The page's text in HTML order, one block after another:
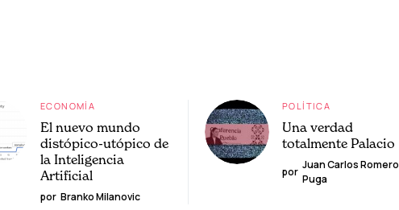
ECONOMÍA
El nuevo mundo
distópico-utópico de
la Inteligencia
Artificial
por Branko Milanovic
POLÍTICA
Una verdad
totalmente Palacio
por
Juan Carlos Romero
Puga